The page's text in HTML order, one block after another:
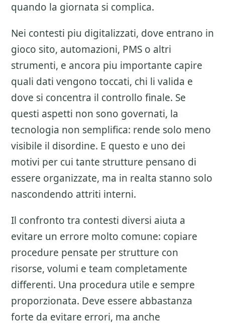
quando la giornata si complica.
Nei contesti piu digitalizzati, dove entrano in
gioco sito, automazioni, PMS o altri
strumenti, e ancora piu importante capire
quali dati vengono toccati, chi li valida e
dove si concentra il controllo finale. Se
questi aspetti non sono governati, la
tecnologia non semplifica: rende solo meno
visibile il disordine. E questo e uno dei
motivi per cui tante strutture pensano di
essere organizzate, ma in realta stanno solo
nascondendo attriti interni.
Il confronto tra contesti diversi aiuta a
evitare un errore molto comune: copiare
procedure pensate per strutture con
risorse, volumi e team completamente
differenti. Una procedura utile e sempre
proporzionata. Deve essere abbastanza
forte da evitare errori, ma anche